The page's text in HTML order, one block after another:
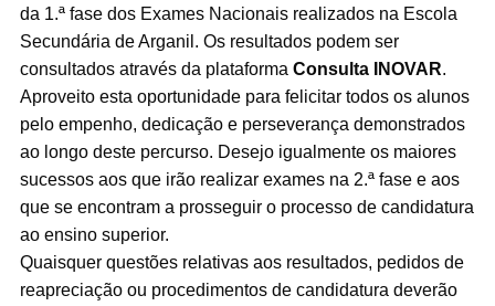
da 1.ª fase dos Exames Nacionais realizados na Escola
Secundária de Arganil. Os resultados podem ser
consultados através da plataforma Consulta INOVAR.
Aproveito esta oportunidade para felicitar todos os alunos
pelo empenho, dedicação e perseverança demonstrados
ao longo deste percurso. Desejo igualmente os maiores
sucessos aos que irão realizar exames na 2.ª fase e aos
que se encontram a prosseguir o processo de candidatura
ao ensino superior.
Quaisquer questões relativas aos resultados, pedidos de
reapreciação ou procedimentos de candidatura deverão